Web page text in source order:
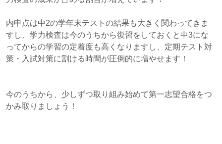
内申点は中2の学年末テストの結果も大きく関わってきま
すし、学力検査は今のうちから復習をしておくと中3にな
ってからの学習の定着度も高くなりますし、定期テスト対
策・入試対策に割ける時間が圧倒的に増やせます！
今のうちから、少しずつ取り組み始めて第一志望合格をつ
かみ取りましょう！